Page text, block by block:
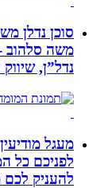
סוכן נדלן משה
משה סלהוב - יועץ
נדל”ן, שיווק
מעגל מודיעין
לפניכם כל
להעניק לכם